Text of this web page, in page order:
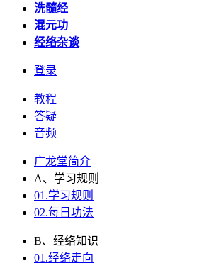
洗髓经
混元功
经络杂谈
登录
教程
答疑
音频
广龙堂简介
A、学习规则
01.学习规则
02.每日功法
B、经络知识
01.经络走向